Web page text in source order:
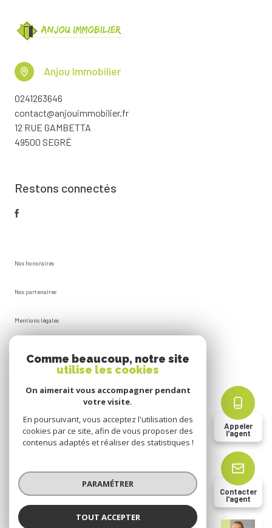
Appeler
l'agent
Contacter
l'agent
Anjou Immobilier
0241263646
contact@anjouimmobilier.fr
12 RUE GAMBETTA
49500 SEGRÉ
Restons connectés
Nos honoraires
Nos partenaires
Mentions légales
Cookies
© 2026 | Tous droits réservés
Réalisé par
Comme beaucoup, notre site
utilise les cookies
On aimerait vous accompagner pendant
votre visite.
En poursuivant, vous acceptez l'utilisation des
cookies par ce site, afin de vous proposer des
contenus adaptés et réaliser des statistiques !
PARAMÉTRER
TOUT ACCEPTER